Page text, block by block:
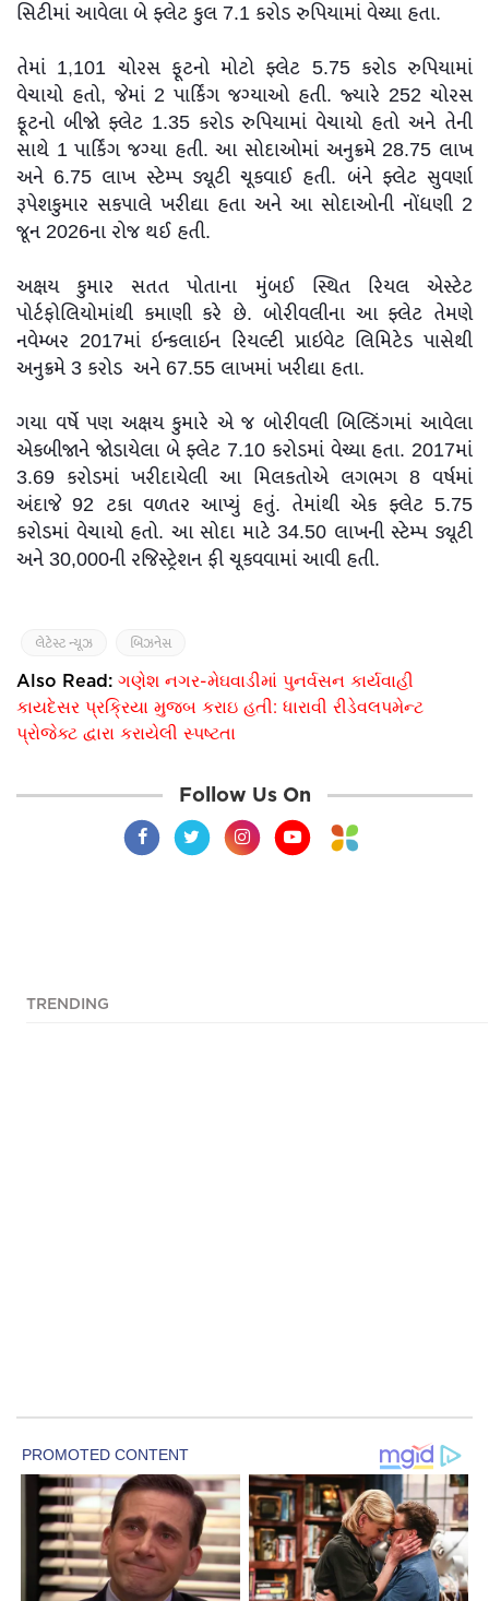
સિટીમાં આવેલા બે ફ્લેટ કુલ 7.1 કરોડ રુપિયામાં વેચ્યા હતા.
તેમાં 1,101 ચોરસ ફૂટનો મોટો ફ્લેટ 5.75 કરોડ રુપિયામાં
વેચાયો હતો, જેમાં 2 પાર્કિંગ જગ્યાઓ હતી. જ્યારે 252 ચોરસ
ફૂટનો બીજો ફ્લેટ 1.35 કરોડ રુપિયામાં વેચાયો હતો અને તેની
સાથે 1 પાર્કિંગ જગ્યા હતી. આ સોદાઓમાં અનુક્રમે 28.75 લાખ
અને 6.75 લાખ સ્ટેમ્પ ડ્યૂટી ચૂકવાઈ હતી. બંને ફ્લેટ સુવર્ણા
રૂપેશકુમાર સકપાલે ખરીદ્યા હતા અને આ સોદાઓની નોંધણી 2
જૂન 2026ના રોજ થઈ હતી.
અક્ષય કુમાર સતત પોતાના મુંબઈ સ્થિત રિયલ એસ્ટેટ
પોર્ટફોલિયોમાંથી કમાણી કરે છે. બોરીવલીના આ ફ્લેટ તેમણે
નવેમ્બર 2017માં ઇન્કલાઇન રિયલ્ટી પ્રાઇવેટ લિમિટેડ પાસેથી
અનુક્રમે 3 કરોડ અને 67.55 લાખમાં ખરીદ્યા હતા.
ગયા વર્ષે પણ અક્ષય કુમારે એ જ બોરીવલી બિલ્ડિંગમાં આવેલા
એકબીજાને જોડાયેલા બે ફ્લેટ 7.10 કરોડમાં વેચ્યા હતા. 2017માં
3.69 કરોડમાં ખરીદાયેલી આ મિલકતોએ લગભગ 8 વર્ષમાં
અંદાજે 92 ટકા વળતર આપ્યું હતું. તેમાંથી એક ફ્લેટ 5.75
કરોડમાં વેચાયો હતો. આ સોદા માટે 34.50 લાખની સ્ટેમ્પ ડ્યૂટી
અને 30,000ની રજિસ્ટ્રેશન ફી ચૂકવવામાં આવી હતી.
લેટેસ્ટ ન્યૂઝ બિઝનેસ
Also Read: ગણેશ નગર-મેઘવાડીમાં પુનર્વસન કાર્યવાહી
કાયદેસર પ્રક્રિયા મુજબ કરાઇ હતી: ધારાવી રીડેવલપમેન્ટ
પ્રોજેક્ટ દ્વારા કરાયેલી સ્પષ્ટતા
Follow Us On
TRENDING